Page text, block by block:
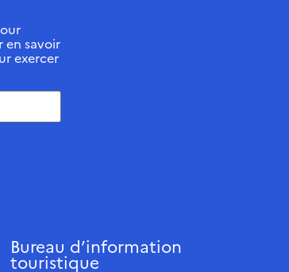
en savoir
exercer
Bureau d’information
touristique